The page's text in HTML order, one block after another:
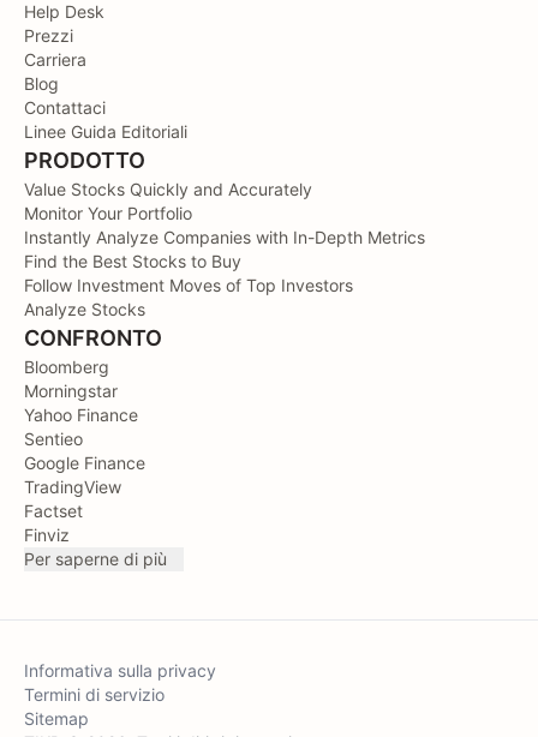
Help Desk
Prezzi
Carriera
Blog
Contattaci
Linee Guida Editoriali
PRODOTTO
Value Stocks Quickly and Accurately
Monitor Your Portfolio
Instantly Analyze Companies with In-Depth Metrics
Find the Best Stocks to Buy
Follow Investment Moves of Top Investors
Analyze Stocks
CONFRONTO
Bloomberg
Morningstar
Yahoo Finance
Sentieo
Google Finance
TradingView
Factset
Finviz
Per saperne di più
Informativa sulla privacy
Termini di servizio
Sitemap